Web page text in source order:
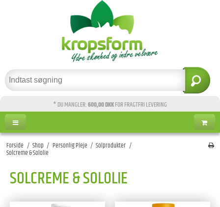
* DU MANGLER:600,00 DKKFOR FRAGTFRI LEVERING
Forside / Shop / Personlig Pleje / Solprodukter /
Solcreme & Sololie
SOLCREME & SOLOLIE